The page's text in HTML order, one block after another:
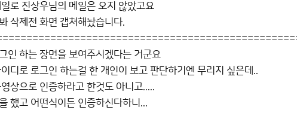
로 진상우님의 메일은 오지 않았고요
삭제전 화면 갭쳐해놨습니다.
인 하는 장면을 보여주시겠다는 거군요
디로 로그인 하는걸 한 개인이 보고 판단하기엔 무리지 싶은데..
상으로 인증하라고 한것도 아니고.....
했고 어떤식이든 인증하신다하니...